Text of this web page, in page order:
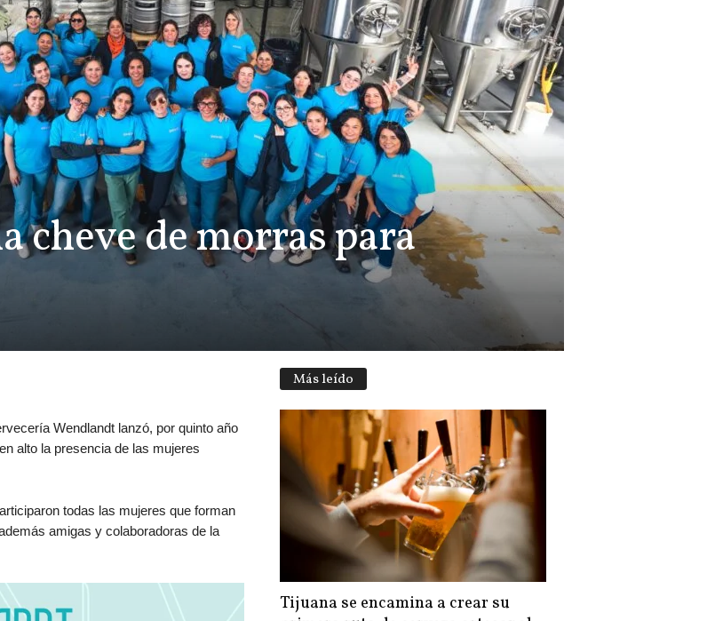
cheve de morras para
Wendlandt lanzó, por quinto año
alto la presencia de las mujeres
todas las mujeres que forman
amigas y colaboradoras de la
Más leído
Tijuana se encamina a crear su